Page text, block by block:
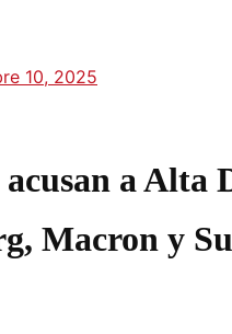
10, 2025
a Alta
Macron y